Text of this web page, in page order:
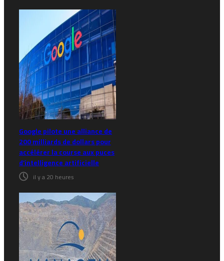
Google pilote une alliance de
200 milliards de dollars pour
accélérer la course aux puces
d’intelligence artificielle
il y a 20 heures